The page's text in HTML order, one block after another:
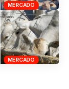
MERCADO
MERCADO